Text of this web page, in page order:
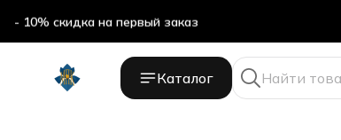
- 10% скидка на первый заказ
Каталог